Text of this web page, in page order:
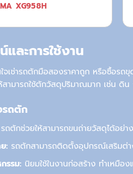
XG958H
ละการใช้งาน
เช่ารถตักมือสองราคาถูก หรือซื้อรถขุ
สามารถใช้ตักวัสดุปริมาณมาก เช่น ดิน
รถตัก
รถตักช่วยให้สามารถขนถ่ายวัสดุได้อย่า
: รถตักสามารถติดตั้งอุปกรณ์เสริมต่า
รรม: นิยมใช้ในงานก่อสร้าง ทำเหมือ